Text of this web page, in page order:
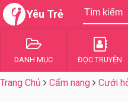
Yêu Trẻ
DANH MỤC ĐỌC TRUYỆN
Trang Chủ Cẩm nang Cưới